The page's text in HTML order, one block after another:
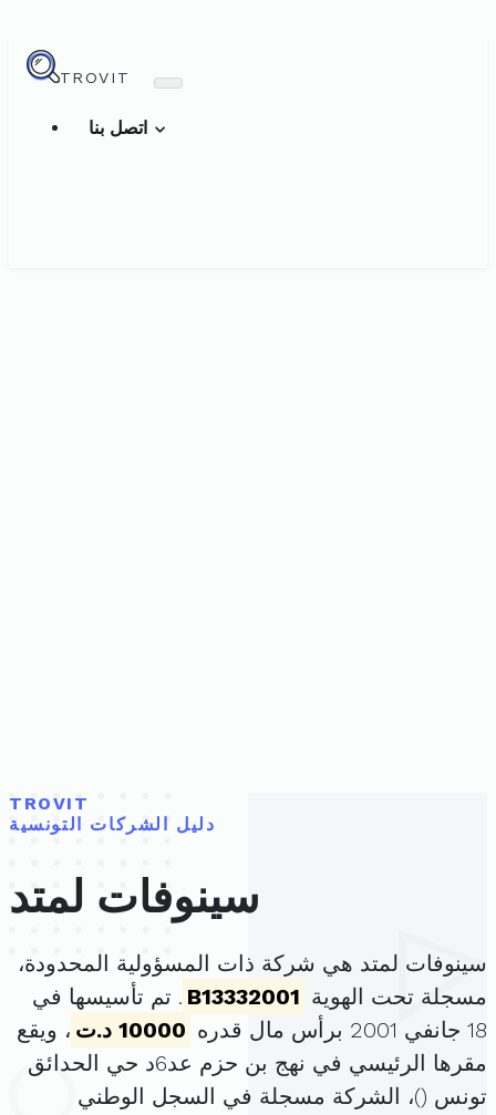
TROVIT
TROVIT
دليل الشركات التونسية
سينوفات لمتد
سينوفات لمتد هي شركة ذات المسؤولية المحدودة،
مسجلة تحت الهوية B13332001 . تم تأسيسها في
18 جانفي 2001 برأس مال قدره
10000 د.ت
، ويقع
مقرها الرئيسي في نهج بن حزم عد6د حي الحدائق
تونس ()، الشركة مسجلة في السجل الوطني